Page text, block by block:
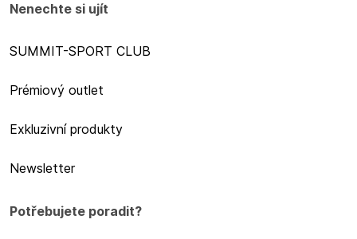
Nenechte si ujít
SUMMIT-SPORT CLUB
Prémiový outlet
Exkluzivní produkty
Newsletter
Potřebujete poradit?